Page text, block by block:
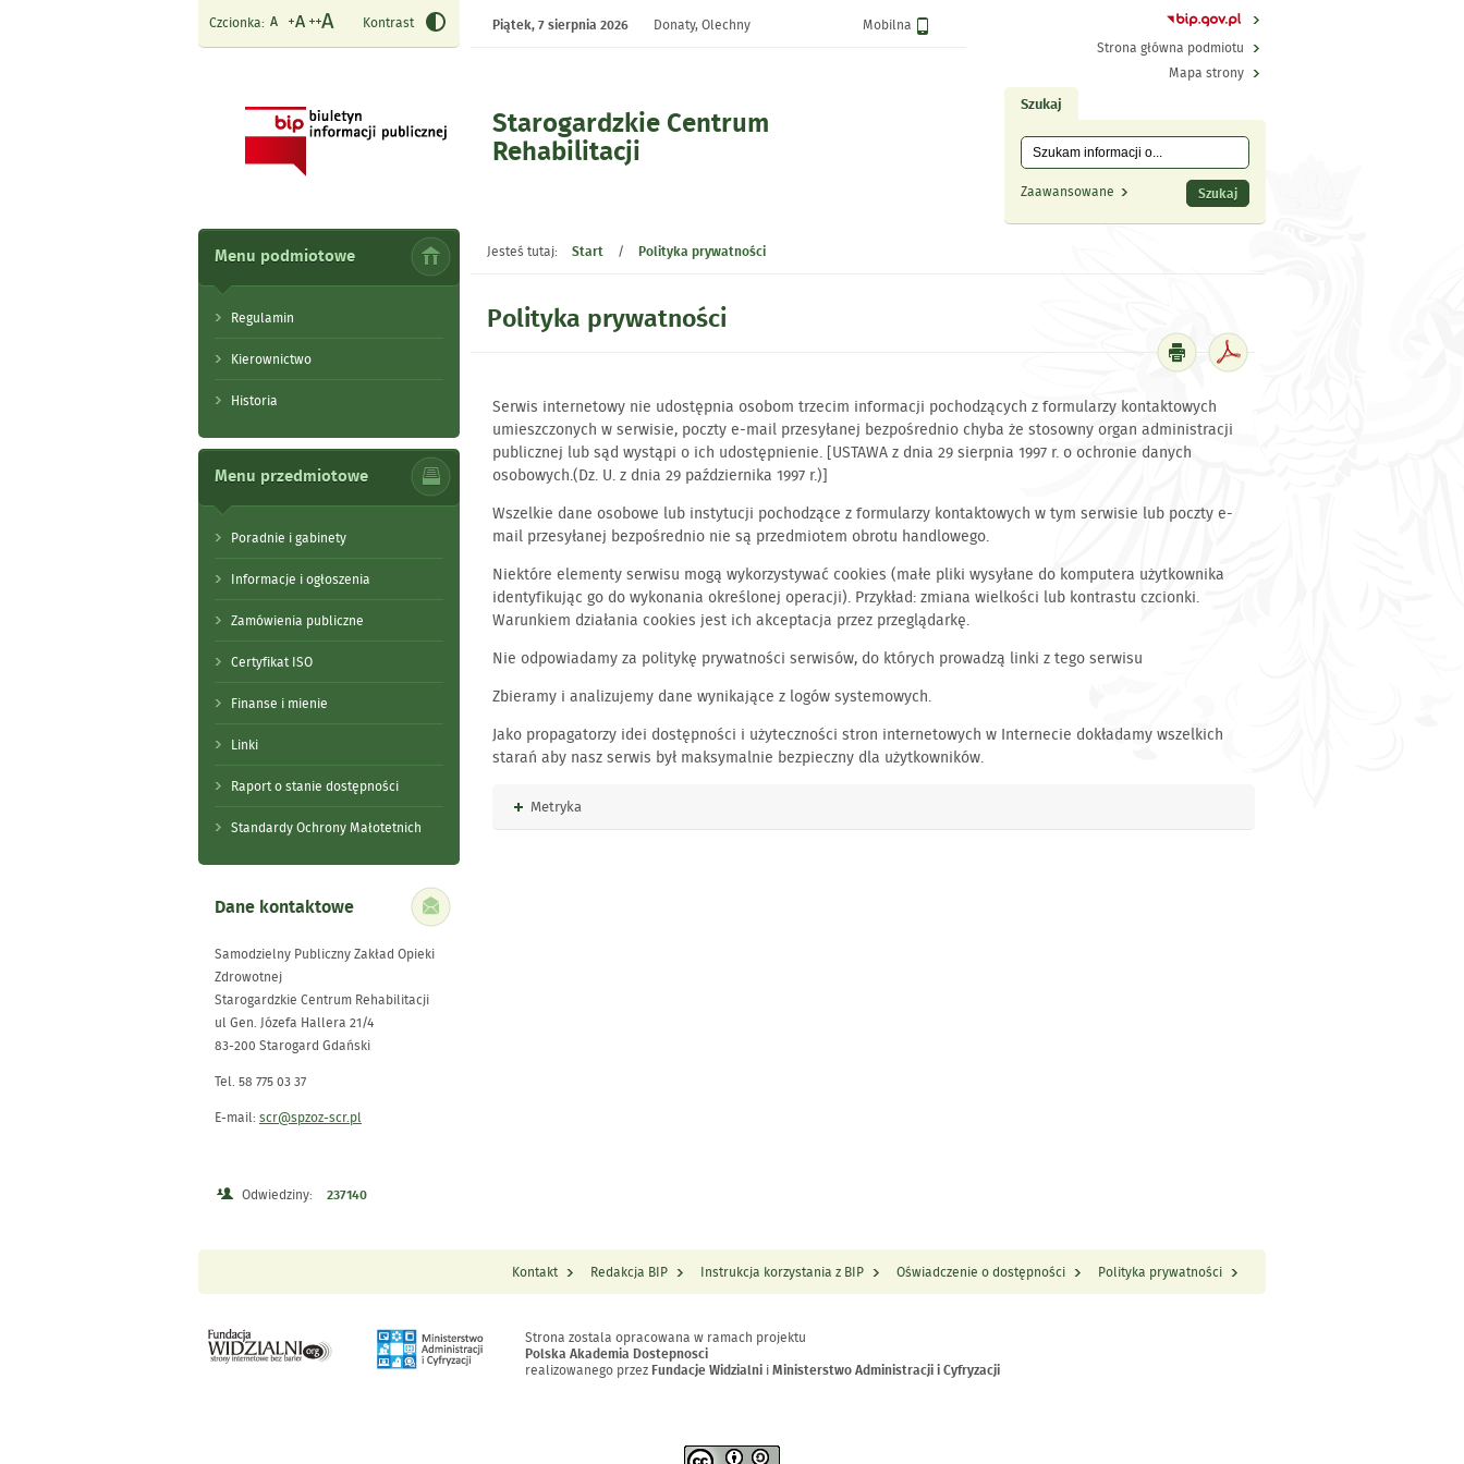
Starogardzkie Centrum
Rehabilitacji
Czcionka: Kontrast Wersja
Mobilna
Piątek,7 sierpnia 2026
Donaty, Olechny
Strona główna podmiotu
Mapa strony
Szukaj
Wyszukiwanie
Zaawansowane
Menu podmiotowe
Regulamin
Kierownictwo
Historia
Menu przedmiotowe
Poradnie i gabinety
Informacje i ogłoszenia
Zamówienia publiczne
Certyfikat ISO
Finanse i mienie
Linki
Raport o stanie dostępności
Standardy Ochrony Małotetnich
Dane kontaktowe
Samodzielny Publiczny Zakład Opieki
Zdrowotnej
Starogardzkie Centrum Rehabilitacji
ul Gen. Józefa Hallera 21/4
83-200 Starogard Gdański
Tel. 58 775 03 37
E-mail: scr@spzoz-scr.pl
Odwiedziny: 237140
Jesteś tutaj: Start / Polityka prywatności
Polityka prywatności
Serwis internetowy nie udostępnia osobom trzecim informacji pochodzących z formularzy kontaktowych
umieszczonych w serwisie, poczty e-mail przesyłanej bezpośrednio chyba że stosowny organ administracji
publicznej lub sąd wystąpi o ich udostępnienie. [USTAWA z dnia 29 sierpnia 1997 r. o ochronie danych
osobowych.(Dz. U. z dnia 29 października 1997 r.)]
Wszelkie dane osobowe lub instytucji pochodzące z formularzy kontaktowych w tym serwisie lub poczty e-
mail przesyłanej bezpośrednio nie są przedmiotem obrotu handlowego.
Niektóre elementy serwisu mogą wykorzystywać cookies (małe pliki wysyłane do komputera użytkownika
identyfikując go do wykonania określonej operacji). Przykład: zmiana wielkości lub kontrastu czcionki.
Warunkiem działania cookies jest ich akceptacja przez przeglądarkę.
Nie odpowiadamy za politykę prywatności serwisów, do których prowadzą linki z tego serwisu
Zbieramy i analizujemy dane wynikające z logów systemowych.
Jako propagatorzy idei dostępności i użyteczności stron internetowych w Internecie dokładamy wszelkich
starań aby nasz serwis był maksymalnie bezpieczny dla użytkowników.
Rozwiń
Metryka
Menu Stopka
Kontakt Redakcja BIP Instrukcja korzystania z BIP Oświadczenie o dostępności Polityka prywatności
Strona zostala opracowana w ramach projektu
Polska Akademia Dostepnosci
realizowanego przez Fundacje Widzialni iMinisterstwo Administracji i Cyfryzacji